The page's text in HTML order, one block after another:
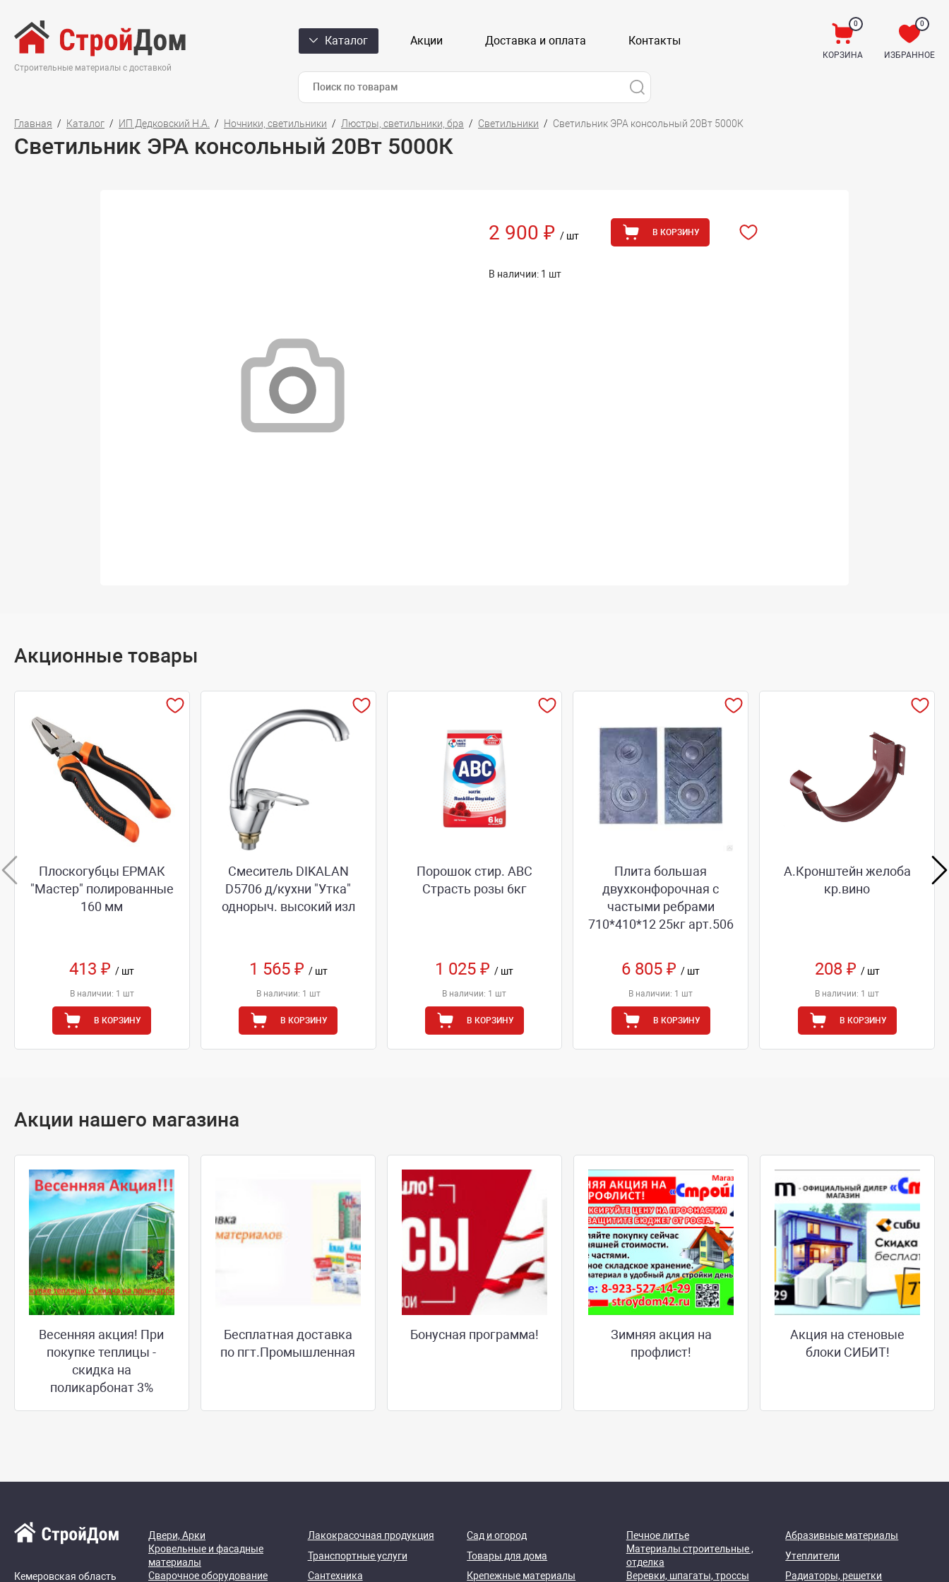
Строительные материалы с доставкой
Каталог Акции Доставка и оплата Контакты
0
КОРЗИНА
0
ИЗБРАННОЕ
Главная Каталог ИП Дедковский Н.А. Ночники, светильники Люстры, светильники, бра Светильники Светильник ЭРА консольный 20Вт 5000К
Светильник ЭРА консольный 20Вт 5000К
2 900 ₽ / шт В КОРЗИНУ
В наличии: 1 шт
Акционные товары
Плоскогубцы ЕРМАК
"Мастер" полированные
160 мм
413 ₽/ шт
В наличии: 1 шт
В КОРЗИНУ
Смеситель DIKALAN
D5706 д/кухни "Утка"
однорыч. высокий изл
1 565 ₽ / шт
В наличии: 1 шт
В КОРЗИНУ
Порошок стир. АВС
Страсть розы 6кг
1 025 ₽/ шт
В наличии: 1 шт
В КОРЗИНУ
Плита большая
двухконфорочная с
частыми ребрами
710*410*12 25кг арт.506
6 805 ₽/ шт
В наличии: 1 шт
В КОРЗИНУ
А.Кронштейн желоба
кр.вино
208 ₽ / шт
В наличии: 1 шт
В КОРЗИНУ
Акции нашего магазина
Весенняя акция! При
покупке теплицы -
скидка на
поликарбонат 3%
Бесплатная доставка
по пгт.Промышленная
Бонусная программа!
Зимняя акция на
профлист!
Акция на стеновые
блоки СИБИТ!
Кемеровская область
Двери, Арки Лакокрасочная продукция Сад и огород Печное литье
Абразивные материалы
Кровельные и фасадные
материалы
Транспортные услуги Товары для дома
Материалы строительные ,
отделка
Утеплители
Сварочное оборудование
Сантехника Крепежные материалы Веревки, шпагаты, троссы Радиаторы, решетки